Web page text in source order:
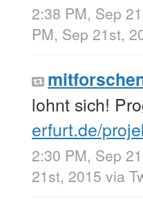
2:38 PM, Sep
PM, Sep 21st,
lohnt sich!
erfurt.de/
2:30 PM, Sep
21st, 2015 via